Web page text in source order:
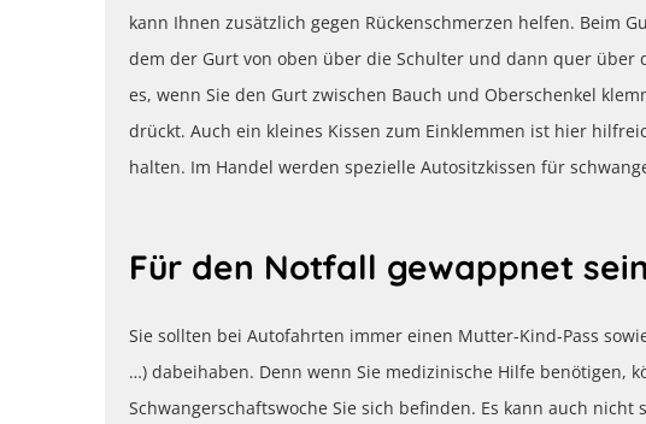
kann Ihnen zusätzlich gegen Rückenschmerzen helfen. Beim
dem der Gurt von oben über die Schulter und dann quer über
es, wenn Sie den Gurt zwischen Bauch und Oberschenkel
drückt. Auch ein kleines Kissen zum Einklemmen ist hier
halten. Im Handel werden spezielle Autositzkissen für
Für den Notfall gewappnet sein
Sie sollten bei Autofahrten immer einen Mutter-Kind-Pass
…) dabeihaben. Denn wenn Sie medizinische Hilfe benötigen,
Schwangerschaftswoche Sie sich befinden. Es kann auch